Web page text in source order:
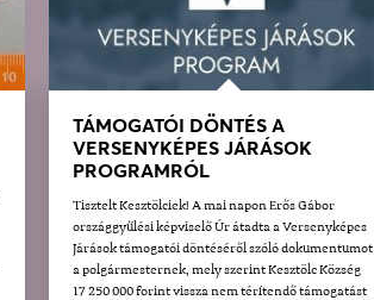
TÁMOGATÓI DÖNTÉS A
VERSENYKÉPES JÁRÁSOK
PROGRAMRÓL
Tisztelt Kesztölciek! A mai napon Erős Gábor
országgyűlési képviselő Úr átadta a Versenyképes
Járások támogatói döntéséről szóló dokumentumot
a polgármesternek, mely szerint Kesztölc Község
17 250 000 forint vissza nem térítendő támogatást